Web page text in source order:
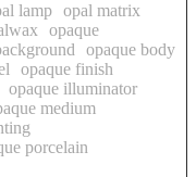
lamp opal matrix
opaque
opaque body
opaque finish
opaque illuminator
medium
porcelain